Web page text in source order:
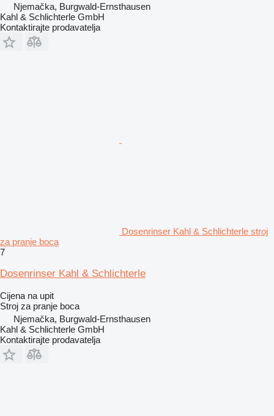
Njemačka, Burgwald-Ernsthausen
Kahl & Schlichterle GmbH
Kontaktirajte prodavatelja
Dosenrinser Kahl & Schlichterle stroj
za pranje boca
7
Dosenrinser Kahl & Schlichterle
Cijena na upit
Stroj za pranje boca
Njemačka, Burgwald-Ernsthausen
Kahl & Schlichterle GmbH
Kontaktirajte prodavatelja